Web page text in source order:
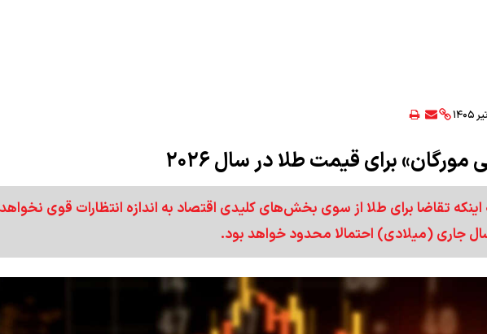
برای قیمت طلا در سال ۲۰۲۶
تقاضا برای طلا از سوی بخش‌های کلیدی اقتصاد به اندازه انتظارات قوی
جاری (میلادی) احتمالا محدود خواهد بود.